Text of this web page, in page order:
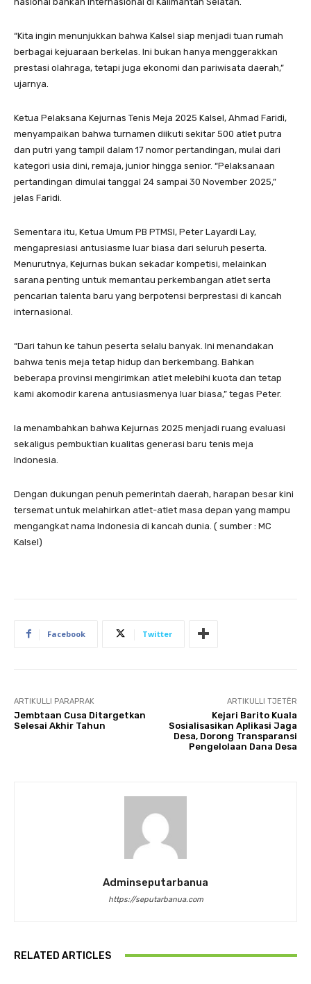
“Kita ingin menunjukkan bahwa Kalsel siap menjadi tuan rumah
berbagai kejuaraan berkelas. Ini bukan hanya menggerakkan
prestasi olahraga, tetapi juga ekonomi dan pariwisata daerah,”
ujarnya.
Ketua Pelaksana Kejurnas Tenis Meja 2025 Kalsel, Ahmad Faridi,
menyampaikan bahwa turnamen diikuti sekitar 500 atlet putra
dan putri yang tampil dalam 17 nomor pertandingan, mulai dari
kategori usia dini, remaja, junior hingga senior. “Pelaksanaan
pertandingan dimulai tanggal 24 sampai 30 November 2025,”
jelas Faridi.
Sementara itu, Ketua Umum PB PTMSI, Peter Layardi Lay,
mengapresiasi antusiasme luar biasa dari seluruh peserta.
Menurutnya, Kejurnas bukan sekadar kompetisi, melainkan
sarana penting untuk memantau perkembangan atlet serta
pencarian talenta baru yang berpotensi berprestasi di kancah
internasional.
“Dari tahun ke tahun peserta selalu banyak. Ini menandakan
bahwa tenis meja tetap hidup dan berkembang. Bahkan
beberapa provinsi mengirimkan atlet melebihi kuota dan tetap
kami akomodir karena antusiasmenya luar biasa,” tegas Peter.
Ia menambahkan bahwa Kejurnas 2025 menjadi ruang evaluasi
sekaligus pembuktian kualitas generasi baru tenis meja
Indonesia.
Dengan dukungan penuh pemerintah daerah, harapan besar kini
tersemat untuk melahirkan atlet-atlet masa depan yang mampu
mengangkat nama Indonesia di kancah dunia. ( sumber : MC
Kalsel)
Facebook Twitter
ARTIKULLI PARAPRAK
Jembtaan Cusa Ditargetkan
Selesai Akhir Tahun
ARTIKULLI TJETËR
Kejari Barito Kuala
Sosialisasikan Aplikasi Jaga
Desa, Dorong Transparansi
Pengelolaan Dana Desa
Adminseputarbanua
https://seputarbanua.com
RELATED ARTICLES